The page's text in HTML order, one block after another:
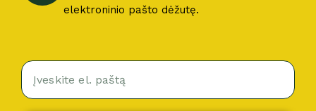
elektroninio pašto dėžutę.